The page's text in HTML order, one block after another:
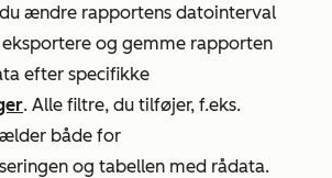
ændre rapportens datointerval
og gemme rapporten
efter specifikke
. Alle filtre, du tilføjer, f.eks.
både for
og tabellen med rådata.